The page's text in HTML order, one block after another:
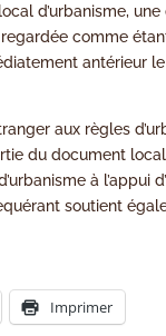
local d’urbanisme,
comme
antérieur
aux règles
du document
à l’appui
soutient
Imprimer